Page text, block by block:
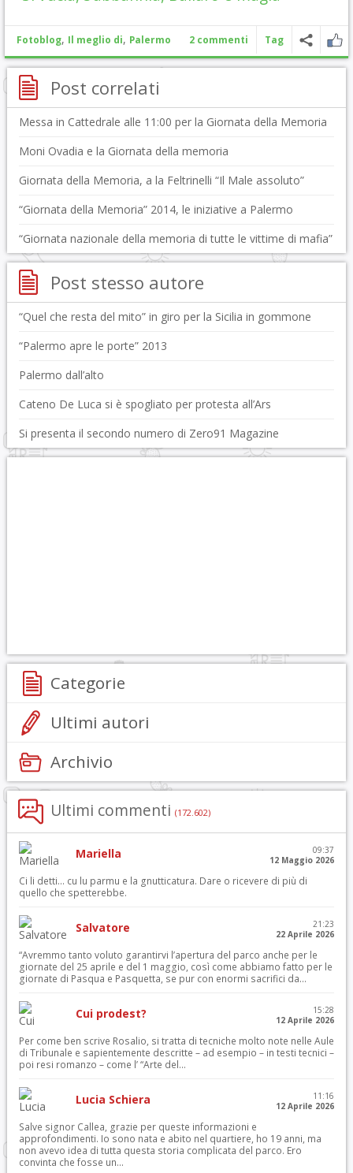
Fotoblog, Il meglio di, Palermo 2 commenti Tag
Post correlati
Messa in Cattedrale alle 11:00 per la Giornata della Memoria
Moni Ovadia e la Giornata della memoria
Giornata della Memoria, a la Feltrinelli “Il Male assoluto”
“Giornata della Memoria” 2014, le iniziative a Palermo
“Giornata nazionale della memoria di tutte le vittime di mafia”
Post stesso autore
“Quel che resta del mito” in giro per la Sicilia in gommone
“Palermo apre le porte” 2013
Palermo dall’alto
Cateno De Luca si è spogliato per protesta all’Ars
Si presenta il secondo numero di Zero91 Magazine
Categorie
Ultimi autori
Archivio
Ultimi commenti (172.602)
Mariella
09:37
12 Maggio 2026
Ci li detti… cu lu parmu e la gnutticatura. Dare o ricevere di più di
quello che spetterebbe.
Salvatore
21:23
22 Aprile 2026
“Avremmo tanto voluto garantirvi l’apertura del parco anche per le
giornate del 25 aprile e del 1 maggio, così come abbiamo fatto per le
giornate di Pasqua e Pasquetta, se pur con enormi sacrifici da...
Cui prodest?
15:28
12 Aprile 2026
Per come ben scrive Rosalio, si tratta di tecniche molto note nelle Aule
di Tribunale e sapientemente descritte – ad esempio – in testi tecnici –
poi resi romanzo – come l’ “Arte del...
Lucia Schiera
11:16
12 Aprile 2026
Salve signor Callea, grazie per queste informazioni e
approfondimenti. Io sono nata e abito nel quartiere, ho 19 anni, ma
non avevo idea di tutta questa storia complicata del parco. Ero
convinta che fosse un...